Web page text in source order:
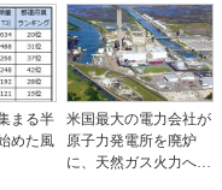
まる半
めた風
米国最大の電力会社が
原子力発電所を廃炉
に、天然ガス火力へ移